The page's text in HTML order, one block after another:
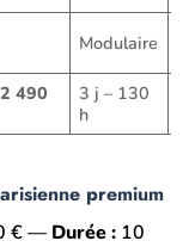
Modulaire
490
3 j – 130
h
premium
€ — Durée : 10